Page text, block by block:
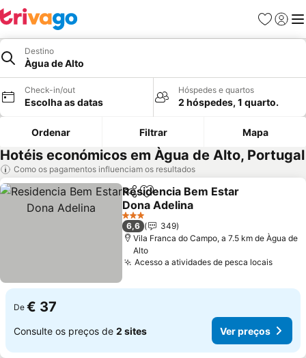
Favoritos
Iniciar
Destino
Àgua de Alto
Check-in/out
Escolha as datas
Hóspedes e quartos
2 hóspedes, 1 quarto.
Ordenar Filtrar Mapa
Hotéis económicos em Àgua de Alto, Portugal
Como os pagamentos influenciam os resultados
PartilharAdicionar aos favoritos
Residencia Bem Estar
Dona Adelina
3 Estrelas
6,6
349
Vila Franca do Campo, a 7.5 km de Àgua de
Alto
Acesso a atividades de pesca locais
De € 37
Consulte os preços de 2 sites Ver preços